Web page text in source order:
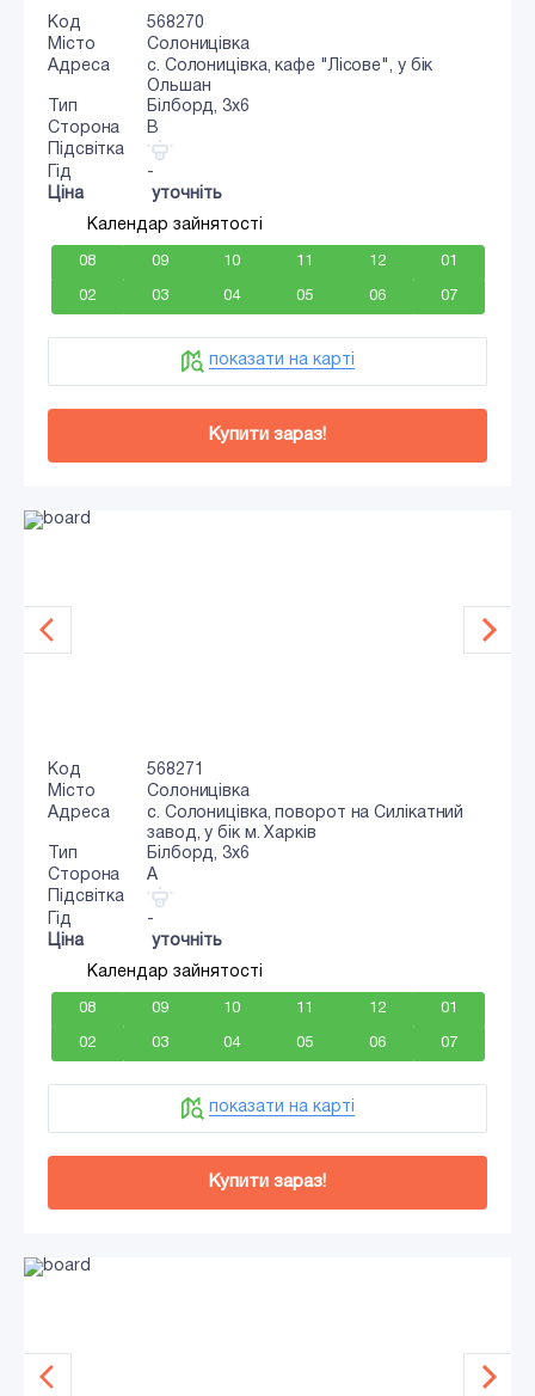
Код
568270
Місто
Солоницівка
Адреса
с. Солоницівка, кафе "Лісове", у бік
Ольшан
Тип
Білборд, 3x6
Сторона
B
Підсвітка
Гід
-
Ціна
уточніть
Календар зайнятості
08 09 10 11 12 01
02 03 04 05 06 07
показати на карті
Купити зараз!
Код
568271
Місто
Солоницівка
Адреса
с. Солоницівка, поворот на Силікатний
завод, у бік м. Харків
Тип
Білборд, 3x6
Сторона
A
Підсвітка
Гід
-
Ціна
уточніть
Календар зайнятості
08 09 10 11 12 01
02 03 04 05 06 07
показати на карті
Купити зараз!